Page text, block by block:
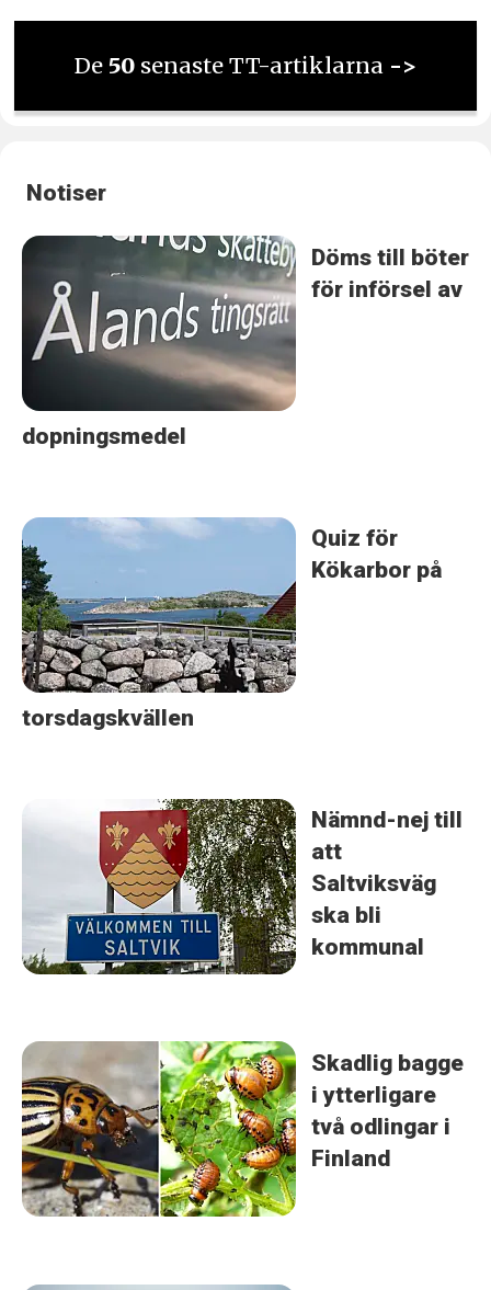
De 50 senaste TT-artiklarna ->
Notiser
Döms till böter
för införsel av
dopningsmedel
Quiz för
Kökarbor på
torsdagskvällen
Nämnd-nej till
att
Saltviksväg
ska bli
kommunal
Skadlig bagge
i ytterligare
två odlingar i
Finland